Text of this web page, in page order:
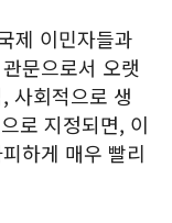
제 이민자들과
문으로서 오랫
사회적으로 생
로 지정되면, 이
하게 매우 빨리